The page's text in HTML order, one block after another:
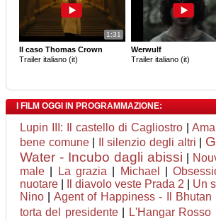
1:31
Il caso Thomas Crown
Trailer italiano (it)
Werwulf
Trailer italiano (it)
I FILM OGGI IN PROGRAMMAZIONE:
Lupin III: Il castello di Cagliostro|
bene comune| Il silenzio degli altri
Water - Incubo dagli abissi
male La grazia Michael |
nuotare
Il diavolo veste Prada 2 Un
Nino
Agent of Happiness - Il Bhutan
torta del presidente| L'Hangar Rosso